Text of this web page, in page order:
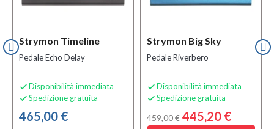
Strymon Timeline
Pedale Echo Delay
 Disponibilità immediata
 Spedizione gratuita
465,00 €
Strymon Big Sky
Pedale Riverbero
 Disponibilità immediata
 Spedizione gratuita
459,00 € 445,20 €